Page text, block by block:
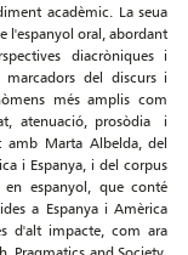
acadèmic. La seua
l'espanyol oral, abordant
diacròniques i
del discurs i
més amplis com
atenuació, prosòdia i
amb Marta Albelda, del
i Espanya, i del corpus
en espanyol, que conté
a Espanya i Amèrica
d'alt impacte, com ara